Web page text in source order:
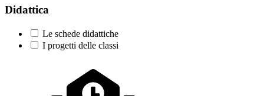
Didattica
Le schede didattiche
I progetti delle classi